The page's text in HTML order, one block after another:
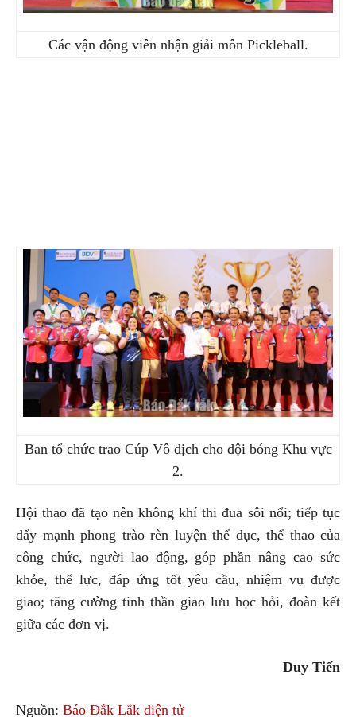
Các vận động viên nhận giải môn Pickleball.
Ban tổ chức trao Cúp Vô địch cho đội bóng Khu vực
2.
Hội thao đã tạo nên không khí thi đua sôi nổi; tiếp tục
đẩy mạnh phong trào rèn luyện thể dục, thể thao của
công chức, người lao động, góp phần nâng cao sức
khỏe, thể lực, đáp ứng tốt yêu cầu, nhiệm vụ được
giao; tăng cường tinh thần giao lưu học hỏi, đoàn kết
giữa các đơn vị.
Duy Tiến
Nguồn: Báo Đắk Lắk điện tử